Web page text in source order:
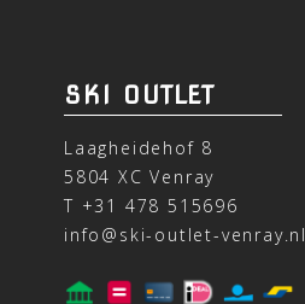
SKI OUTLET
Laagheidehof 8
5804 XC Venray
T +31 478 515696
info@ski-outlet-venray.nl